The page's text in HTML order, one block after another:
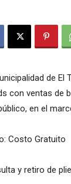
de
con ventas de
en el
Costo Gratuito
y retiro de